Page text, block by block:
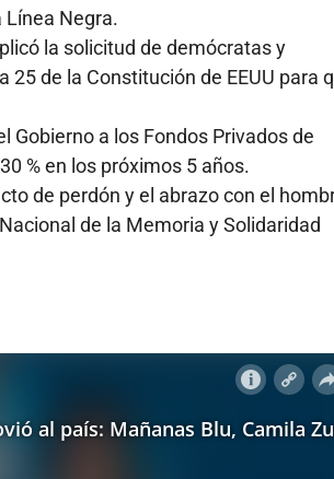
Línea Negra.
la solicitud de demócratas y
de la Constitución de EEUU para
Gobierno a los Fondos Privados de
% en los próximos 5 años.
de perdón y el abrazo con el
de la Memoria y Solidaridad